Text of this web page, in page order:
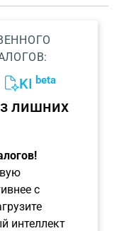
KI beta
лишних
с
интеллект